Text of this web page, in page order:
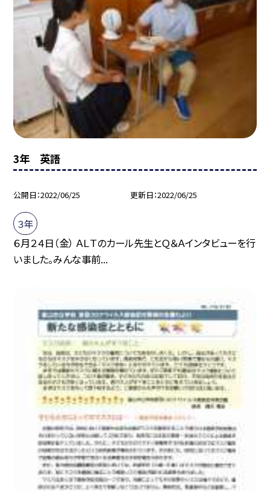
3年 英語
公開日 2022/06/25 更新日 2022/06/25
３年
６月２４日（金） ＡＬＴのカール先生とＱ＆Ａインタビューを行
いました。みんな事前...